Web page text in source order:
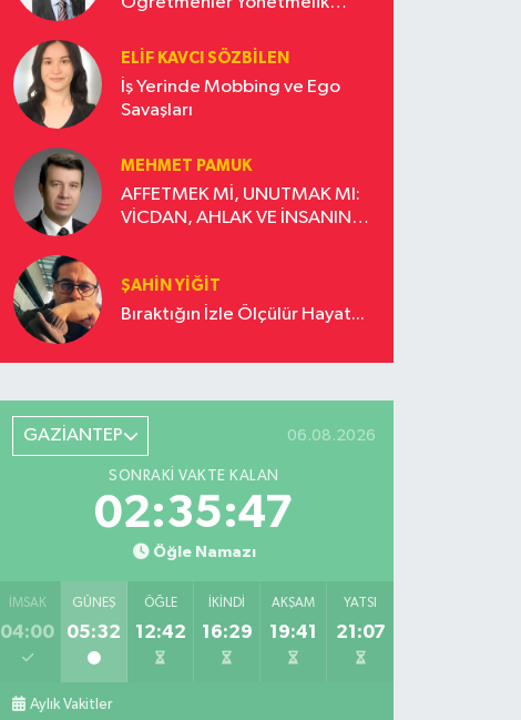
ELIF KAVCI SÖZBILEN
İş Yerinde Mobbing ve Ego
Savaşları
MEHMET PAMUK
AFFETMEK Mİ, UNUTMAK MI:
VİCDAN, AHLAK VE İNSANIN
ŞAHIN YIĞIT
Bıraktığın İzle Ölçülür Hayat...
GAZİANTEP 06.08.2026
SONRAKI VAKTE KALAN
02:35:46
Öğle Namazı
İMSAK
04:00
GÜNEŞ
05:32
ÖĞLE
12:42
İKINDI
16:29
AKŞAM
19:41
YATSI
21:07
Aylık Vakitler